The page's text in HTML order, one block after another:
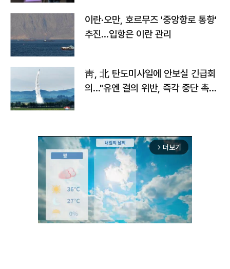
이란·오만, 호르무즈 '중앙항로 통항'
추진…입항은 이란 관리
靑, 北 탄도미사일에 안보실 긴급회
의…"유엔 결의 위반, 즉각 중단 촉
arrow_forward_ios 더보기